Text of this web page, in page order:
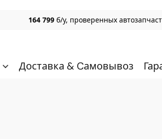
164 799 б/у, проверенных
Доставка & Cамовывоз